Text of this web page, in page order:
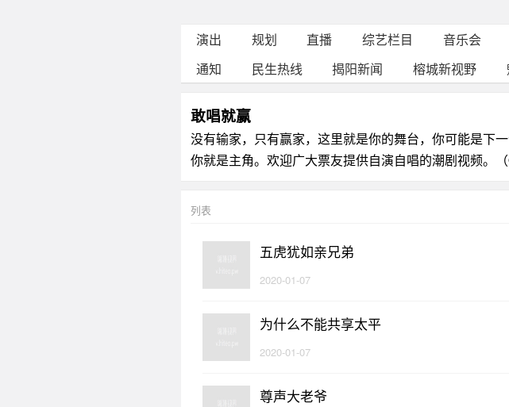
演出 规划 直播 综艺栏目 音乐会
通知
民生热线 揭阳新闻 榕城新视野
敢唱就赢
没有输家，只有赢家，这里就是你的舞台，你可能是下
你就是主角。欢迎广大票友提供自演自唱的潮剧视频。（
列表
五虎犹如亲兄弟
2020-01-07
为什么不能共享太平
2020-01-07
尊声大老爷